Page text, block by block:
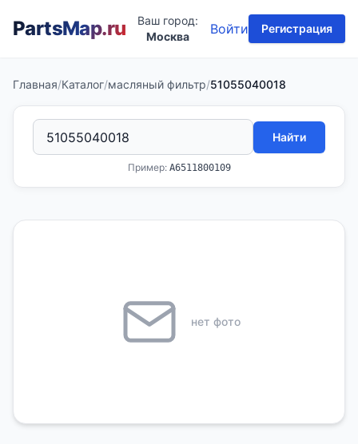
PartsMap.ru
Ваш город:
Москва
Войти Регистрация
Главная/Каталог/масляный фильтр/51055040018
Найти
Пример: A6511800109
нет фото